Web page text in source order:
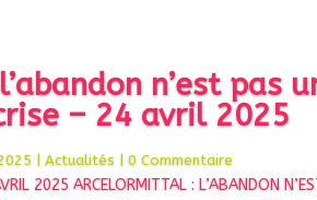
n’est pas
– 24 avril 2025
Actualités | 0 Commentaire
2025 ARCELORMITTAL : L’ABANDON